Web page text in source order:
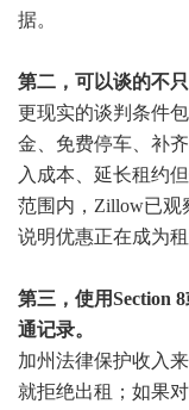
据。
第二，可以谈的不只
更现实的谈判条件
金、免费停车、补
入成本、延长租约
范围内，Zillow已观
说明优惠正在成为
第三，使用Section
通记录。
加州法律保护收入
就拒绝出租；如果